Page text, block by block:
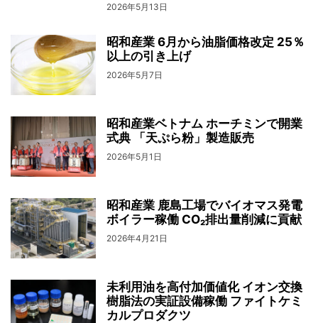
2026年5月13日
昭和産業 6月から油脂価格改定 25％
以上の引き上げ
2026年5月7日
昭和産業ベトナム ホーチミンで開業
式典 「天ぷら粉」製造販売
2026年5月1日
昭和産業 鹿島工場でバイオマス発電
ボイラー稼働 CO₂排出量削減に貢献
2026年4月21日
未利用油を高付加価値化 イオン交換
樹脂法の実証設備稼働 ファイトケミ
カルプロダクツ